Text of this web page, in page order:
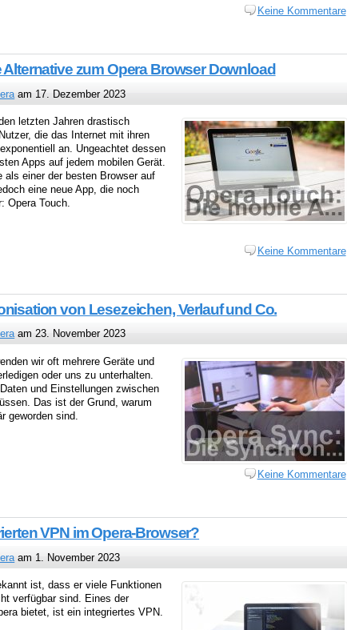
Keine Kommentare
zum Opera Browser Download
am 17. Dezember 2023
letzten Jahren drastisch
die das Internet mit ihren
an. Ungeachtet dessen
Apps auf jedem mobilen Gerät.
als einer der besten Browser auf
eine neue App, die noch
Opera Touch.
Keine Kommentare
von Lesezeichen, Verlauf und Co.
am 23. November 2023
wir oft mehrere Geräte und
oder uns zu unterhalten.
und Einstellungen zwischen
Das ist der Grund, warum
geworden sind.
Keine Kommentare
VPN im Opera-Browser?
am 1. November 2023
ist, dass er viele Funktionen
verfügbar sind. Eines der
bietet, ist ein integriertes VPN.